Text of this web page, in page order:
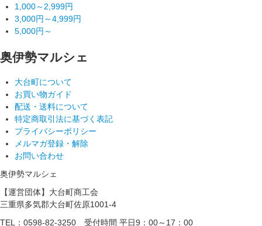
1,000～2,999円
3,000円～4,999円
5,000円～
奥伊勢マルシェ
大台町について
お買い物ガイド
配送・送料について
特定商取引法に基づく表記
プライバシーポリシー
メルマガ登録・解除
お問い合わせ
奥伊勢マルシェ
【運営団体】大台町商工会
三重県多気郡大台町佐原1001-4
TEL：0598-82-3250 受付時間 平日9：00～17：00